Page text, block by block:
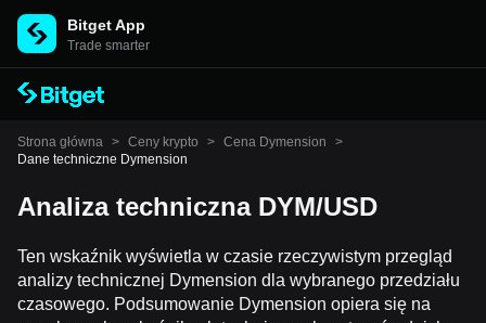
Bitget App
Trade smarter
Strona główna > Ceny krypto > Cena Dymension
>
Dane techniczne Dymension
Analiza techniczna DYM/USD
Ten wskaźnik wyświetla w czasie rzeczywistym przegląd
analizy technicznej Dymension dla wybranego przedziału
czasowego. Podsumowanie Dymension opiera się na